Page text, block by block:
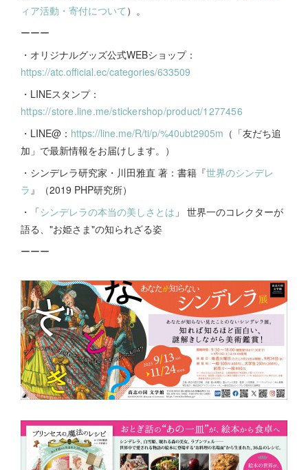
ィア活動・寄付について ）。
ーーー
・オリジナルグッズ公式WEBショップ：
https://atc.official.ec/categories/633509
・LINEスタンプ：
https://store.line.me/stickershop/product/1277456
・LINE@： https://line.me/R/ti/p/%40ubt2905m （「友だち追
加」で最新情報をお届けします。）
・シンデレラ研究家・川田雅直 著：書籍『世界のシンデレ
ラ 』（2019 PHP研究所）
・「シンデレラの本当の美しさとは 」 世界一のコレクターが
語る、"お姫さま"の知られざる姿
ーーー